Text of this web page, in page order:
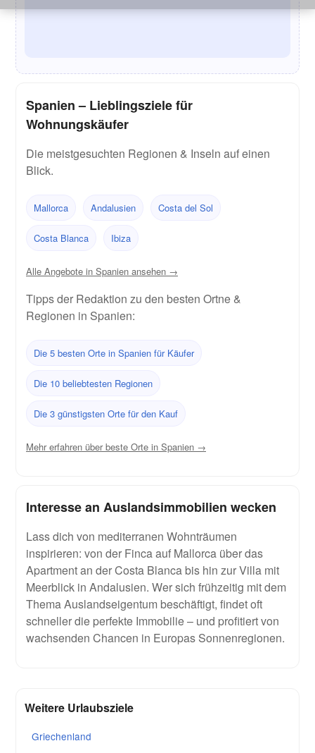
Spanien – Lieblingsziele für
Wohnungskäufer
Die meistgesuchten Regionen & Inseln auf einen
Blick.
Mallorca Andalusien Costa del Sol
Costa Blanca Ibiza
Alle Angebote in Spanien ansehen →
Tipps der Redaktion zu den besten Ortne &
Regionen in Spanien:
Die 5 besten Orte in Spanien für Käufer
Die 10 beliebtesten Regionen
Die 3 günstigsten Orte für den Kauf
Mehr erfahren über beste Orte in Spanien →
Interesse an Auslandsimmobilien wecken
Lass dich von mediterranen Wohnträumen
inspirieren: von der Finca auf Mallorca über das
Apartment an der Costa Blanca bis hin zur Villa mit
Meerblick in Andalusien. Wer sich frühzeitig mit dem
Thema Auslandseigentum beschäftigt, findet oft
schneller die perfekte Immobilie – und profitiert von
wachsenden Chancen in Europas Sonnenregionen.
Weitere Urlaubsziele
Griechenland